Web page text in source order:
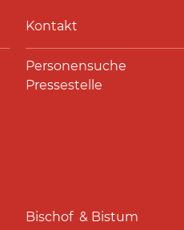
Kontakt
Personensuche
Pressestelle
Bischof & Bistum